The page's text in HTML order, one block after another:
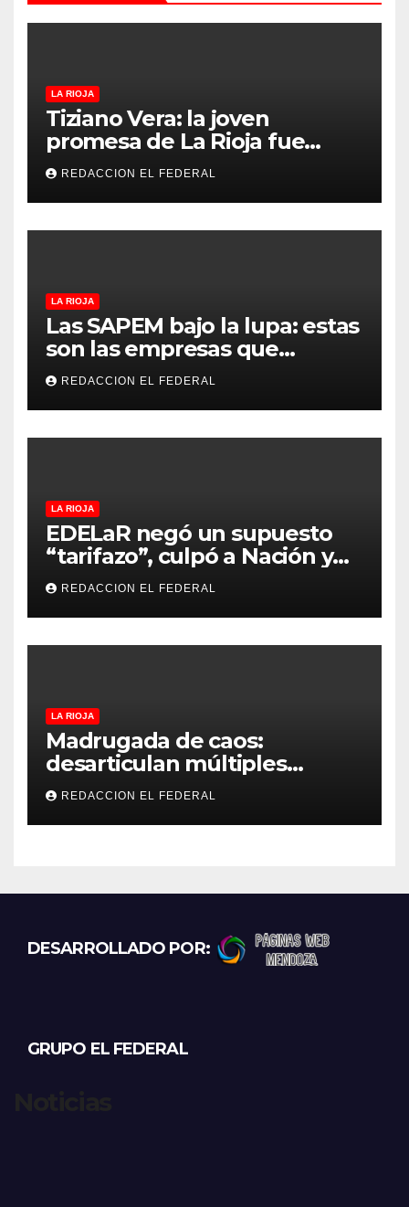
LA RIOJA
Tiziano Vera: la joven
promesa de La Rioja fue
convocado a la Selección
Argentina sub-15
REDACCION EL FEDERAL
LA RIOJA
Las SAPEM bajo la lupa: estas
son las empresas que
evalúan vender a capitales
privados
REDACCION EL FEDERAL
LA RIOJA
EDELaR negó un supuesto
“tarifazo”, culpó a Nación y
defendió los mecanismos de
medición: “la empresa
factura lo que lee, no lo que
estima”
REDACCION EL FEDERAL
LA RIOJA
Madrugada de caos:
desarticulan múltiples
“rodadas” y detienen a
motociclistas violentos
REDACCION EL FEDERAL
DESARROLLADO POR:
GRUPO EL FEDERAL